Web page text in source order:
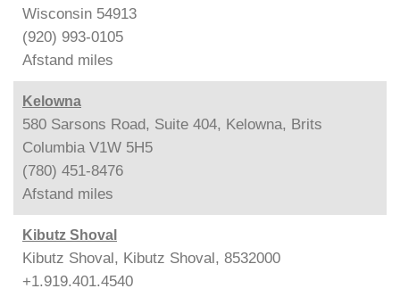
Wisconsin 54913
(920) 993-0105
Afstand miles
Kelowna
580 Sarsons Road, Suite 404, Kelowna, Brits
Columbia V1W 5H5
(780) 451-8476
Afstand miles
Kibutz Shoval
Kibutz Shoval, Kibutz Shoval, 8532000
+1.919.401.4540